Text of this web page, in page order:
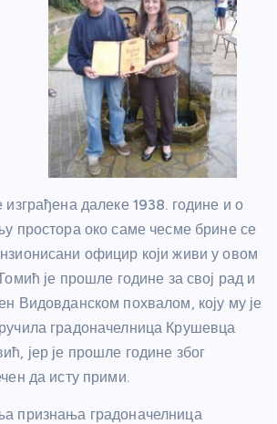
далеке 1938. године и о
простора око саме чесме брине се
официр који живи у овом
је прошле године за свој рад и
Видовданском похвалом, коју му је
градоначелница Крушевца
јер је прошле године због
да исту прими.
признања градоначелница